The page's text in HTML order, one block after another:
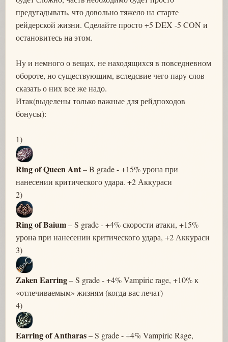
предугадывать, что довольно тяжело на старте
рейдерской жизни. Сделайте просто +5 DEX -5 CON и
остановитесь на этом.
Ну и немного о вещах, не находящихся в повседневном
обороте, но существующим, вследсвие чего пару слов
сказать о них все же надо.
Итак(выделены только важные для рейдпоходов
бонусы):
1)
Ring of Queen Ant– B grade - +15% урона при
нанесении критического удара. +2 Аккураси
2)
Ring of Baium– S grade - +4% скорости атаки, +15%
урона при нанесении критического удара, +2 Аккураси
3)
Zaken Earring– S grade - +4% Vampiric rage, +10% к
«отлечиваемым» жизням (когда вас лечат)
4)
Earring of Antharas– S grade - +4% Vampiric Rage,